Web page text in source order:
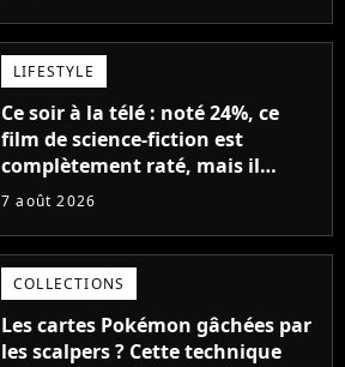
LIFESTYLE
Ce soir à la télé : noté 24%, ce
film de science-fiction est
complètement raté, mais il
aurait pu être encore pire à
7 août 2026
COLLECTIONS
Les cartes Pokémon gâchées par
les scalpers ? Cette technique